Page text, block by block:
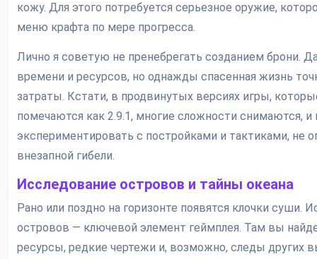
кожу. Для этого потребуется серьезное оружие,
меню крафта по мере прогресса.
Лично я советую не пренебрегать созданием брони.
времени и ресурсов, но однажды спасенная жизнь
затраты. Кстати, в продвинутых версиях игры,
помечаются как 2.9.1, многие сложности снимаются,
экспериментировать с постройками и тактиками, не
внезапной гибели.
Исследование островов и тайны океана
Рано или поздно на горизонте появятся клочки суши.
островов — ключевой элемент геймплея. Там вы
ресурсы, редкие чертежи и, возможно, следы других